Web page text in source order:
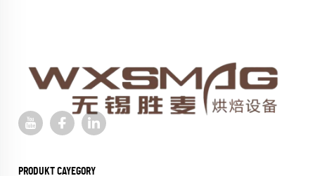
PRODUKT CAYEGORY